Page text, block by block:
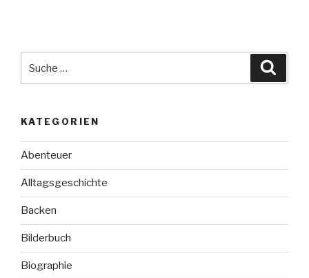
nach:
KATEGORIEN
Abenteuer
Alltagsgeschichte
Backen
Bilderbuch
Biographie